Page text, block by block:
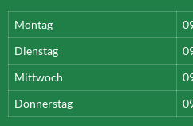
Montag
Dienstag
Mittwoch
Donnerstag